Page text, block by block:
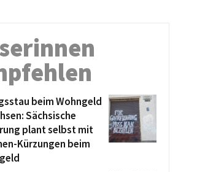
beim Wohngeld
Sächsische
plant selbst mit
Kürzungen beim